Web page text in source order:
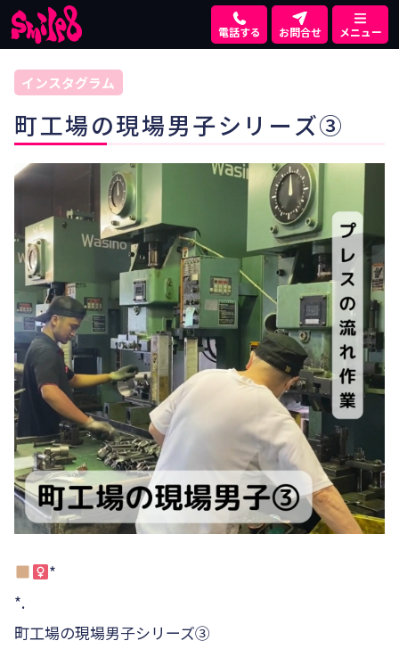
電話する お問合せ メニュー
インスタグラム
町工場の現場男子シリーズ③
*
*.
町工場の現場男子シリーズ③